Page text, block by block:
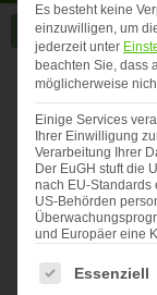
Angebot!
Es besteht keine
einzuwilligen, um
jederzeit unter
beachten Sie, dass
möglicherweise
Einige Services
Ihrer Einwilligung
Verarbeitung Ihrer
Der EuGH stuft die
nach EU-Standards
US-Behörden
und Europäer eine
Es folgt eine
Essenziell